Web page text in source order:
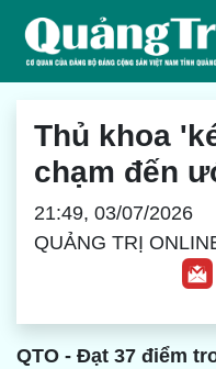
Thủ khoa
chạm đến
21:49, 03/07/2026
QUẢNG TRỊ
QTO - Đạt 37 điểm